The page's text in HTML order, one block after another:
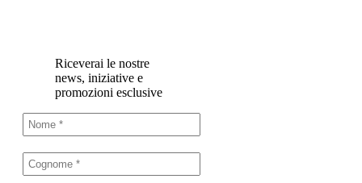
Riceverai le nostre
news, iniziative e
promozioni esclusive